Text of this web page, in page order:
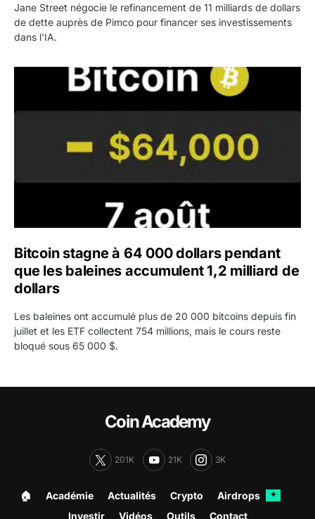
Jane Street négocie le refinancement de 11 milliards de dollars
de dette auprès de Pimco pour financer ses investissements
dans l'IA.
Bitcoin stagne à 64 000 dollars pendant que les
Bitcoin stagne à 64 000 dollars pendant
que les baleines accumulent 1,2 milliard de
dollars
Les baleines ont accumulé plus de 20 000 bitcoins depuis fin
juillet et les ETF collectent 754 millions, mais le cours reste
bloqué sous 65 000 $.
Coin Academy
201K 21K 3K
🏠︎ Académie Actualités Crypto Airdrops ✦
Investir Vidéos Outils Contact